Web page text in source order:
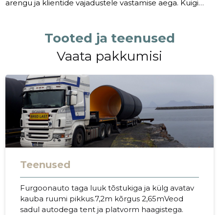
arengu ja klientide vajadustele vastamise aega. Kuigi
ettevõte, kes mitte ainult ei täida transportimise
ülesandeid, vaid teeb seda usaldusväärselt, kiiresti ja
transportimine pole ainult logistiline ülesanne – see on
Tooted ja teenused
Vaata pakkumisi
Teenused
Furgoonauto taga luuk tõstukiga ja külg avatav
kauba ruumi pikkus.7,2m kõrgus 2,65mVeod
sadul autodega tent ja platvorm haagistega.